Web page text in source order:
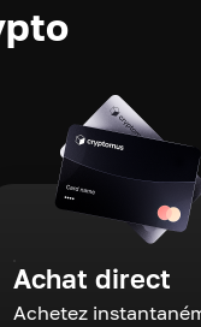
Achat direct
Achetez